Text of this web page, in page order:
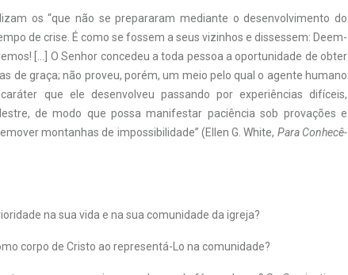
os “que não se prepararam mediante o desenvolvimento do
de crise. É como se fossem a seus vizinhos e dissessem: Deem-
[...] O Senhor concedeu a toda pessoa a oportunidade de obter
de graça; não proveu, porém, um meio pelo qual o agente humano
que ele desenvolveu passando por experiências difíceis,
de modo que possa manifestar paciência sob provações e
montanhas de impossibilidade” (Ellen G. White, Para Conhecê-
na sua vida e na sua comunidade da igreja?
corpo de Cristo ao representá-Lo na comunidade?